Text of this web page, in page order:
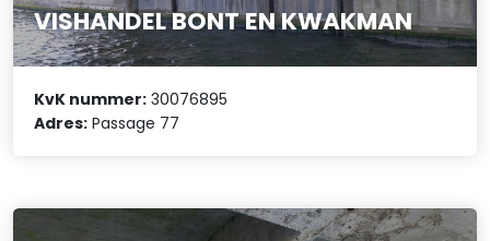
VISHANDEL BONT EN KWAKMAN
KvK nummer: 30076895
Adres: Passage 77